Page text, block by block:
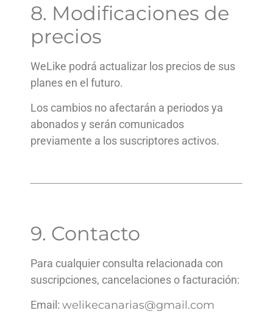
8. Modificaciones de
precios
WeLike podrá actualizar los precios de sus
planes en el futuro.
Los cambios no afectarán a periodos ya
abonados y serán comunicados
previamente a los suscriptores activos.
9. Contacto
Para cualquier consulta relacionada con
suscripciones, cancelaciones o facturación:
Email: welikecanarias@gmail.com